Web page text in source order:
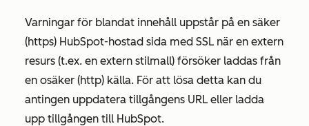
Varningar för blandat innehåll uppstår på en säker
(https) HubSpot-hostad sida med SSL när en extern
resurs (t.ex. en extern stilmall) försöker laddas från
en osäker (http) källa. För att lösa detta kan du
antingen uppdatera tillgångens URL eller ladda
upp tillgången till HubSpot.